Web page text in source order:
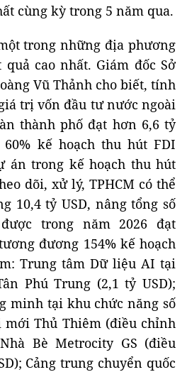
cùng kỳ trong 5 năm qua.
trong những địa phương
cao nhất. Giám đốc Sở
Vũ Thảnh cho biết, tính
trị vốn đầu tư nước ngoài
thành phố đạt hơn 6,6 tỷ
kế hoạch thu hút FDI
án trong kế hoạch thu hút
dõi, xử lý, TPHCM có thể
10,4 tỷ USD, nâng tổng số
trong năm 2026 đạt
đương 154% kế hoạch
Trung tâm Dữ liệu AI tại
Phú Trung (2,1 tỷ USD);
minh tại khu chức năng số
mới Thủ Thiêm (điều chỉnh
Bè Metrocity GS (điều
Cảng trung chuyển quốc